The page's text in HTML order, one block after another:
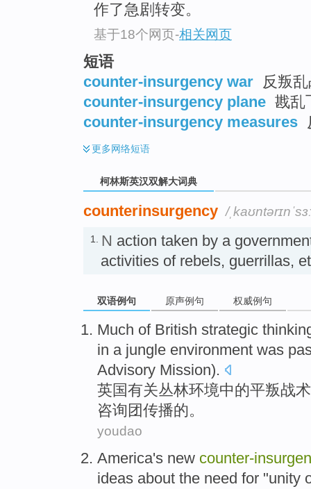
作了急剧转变。
基于18个网页-相关网页
短语
counter-insurgency war
反叛
counter-insurgency plane 戡乱
counter-insurgency measures
更多网络短语
柯林斯英汉双解大词典
counterinsurgency /
1. N action taken by a
activities of rebels, guerrillas,
双语例句 原声例句 权威例句
Much of British strategic
in a jungle environment was
Advisory Mission).
英国有关丛林环境中的平叛战术
咨询团传播的。
youdao
America's new counter-
ideas about the need for "unity